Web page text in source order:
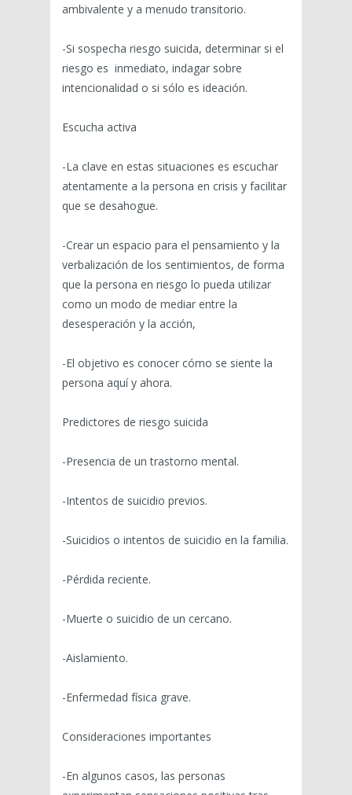
ambivalente y a menudo transitorio.
-Si sospecha riesgo suicida, determinar si el
riesgo es inmediato, indagar sobre
intencionalidad o si sólo es ideación.
Escucha activa
-La clave en estas situaciones es escuchar
atentamente a la persona en crisis y facilitar
que se desahogue.
-Crear un espacio para el pensamiento y la
verbalización de los sentimientos, de forma
que la persona en riesgo lo pueda utilizar
como un modo de mediar entre la
desesperación y la acción,
-El objetivo es conocer cómo se siente la
persona aquí y ahora.
Predictores de riesgo suicida
-Presencia de un trastorno mental.
-Intentos de suicidio previos.
-Suicidios o intentos de suicidio en la familia.
-Pérdida reciente.
-Muerte o suicidio de un cercano.
-Aislamiento.
-Enfermedad física grave.
Consideraciones importantes
-En algunos casos, las personas